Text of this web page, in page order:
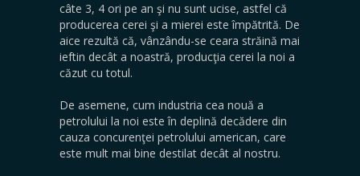
câte 3, 4 ori pe an şi nu sunt ucise, astfel că
producerea cerei şi a mierei este împătrită. De
aice rezultă că, vânzându-se ceara străină mai
ieftin decât a noastră, producţia cerei la noi a
căzut cu totul.
De asemene, cum industria cea nouă a
petrolului la noi este în deplină decădere din
cauza concurenţei petrolului american, care
este mult mai bine destilat decât al nostru.